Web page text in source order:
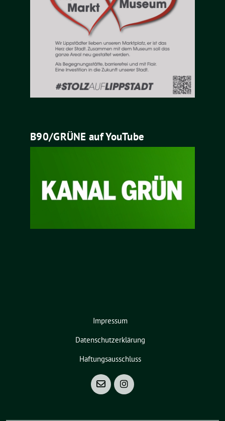
B90/GRÜNE auf YouTube
Impressum
Datenschutzerklärung
Haftungsausschluss